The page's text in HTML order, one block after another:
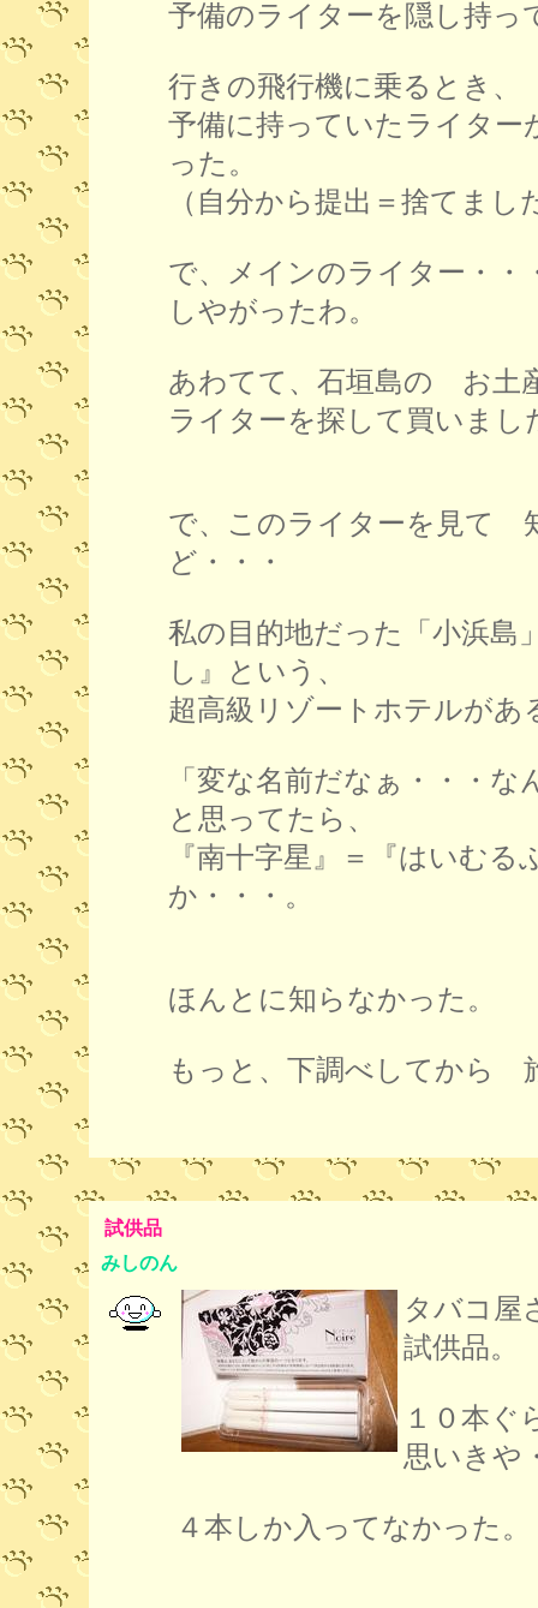
予備のライターを隠し持っ
行きの飛行機に乗るとき、
予備に持っていたライター
った。
（自分から提出＝捨てまし
で、メインのライター・・
しやがったわ。
あわてて、石垣島の お土
ライターを探して買いまし
で、このライターを見て
ど・・・
私の目的地だった「小浜島
し』という、
超高級リゾートホテルがあ
「変な名前だなぁ・・・
と思ってたら、
『南十字星』＝『はいむる
か・・・。
ほんとに知らなかった。
もっと、下調べしてから
試供品
みしのん
タバコ
試供品。
１０本ぐ
思いきや
４本しか入ってなかった。